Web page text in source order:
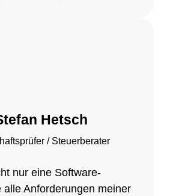
Hetsch
/ Steuerberater
nur eine Software-
alle Anforderungen meiner